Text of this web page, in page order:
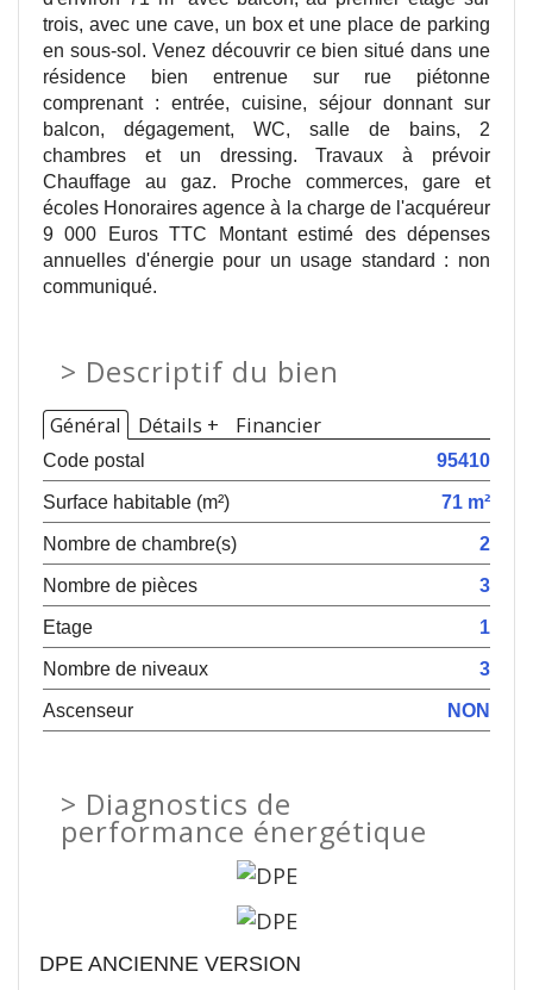
trois, avec une cave, un box et une place de parking
en sous-sol. Venez découvrir ce bien situé dans une
résidence bien entrenue sur rue piétonne
comprenant : entrée, cuisine, séjour donnant sur
balcon, dégagement, WC, salle de bains, 2
chambres et un dressing. Travaux à prévoir
Chauffage au gaz. Proche commerces, gare et
écoles Honoraires agence à la charge de l'acquéreur
9 000 Euros TTC Montant estimé des dépenses
annuelles d'énergie pour un usage standard : non
communiqué.
> Descriptif du bien
Général Détails + Financier
Code postal
95410
Surface habitable (m²)
71 m²
Nombre de chambre(s)
2
Nombre de pièces
3
Etage
1
Nombre de niveaux
3
Ascenseur
NON
> Diagnostics de
performance énergétique
DPE ANCIENNE VERSION